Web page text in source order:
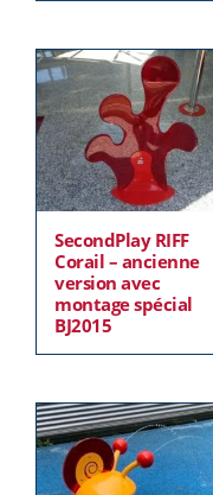
SecondPlay RIFF
Corail – ancienne
version avec
montage spécial
BJ2015